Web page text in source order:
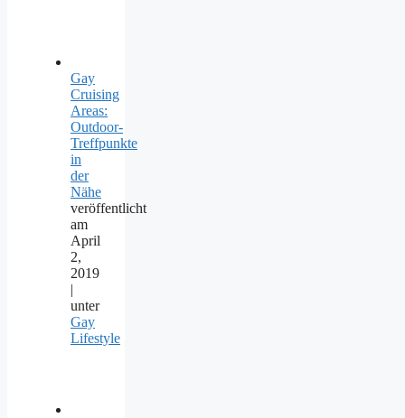
Gay
Cruising
Areas:
Outdoor-
Treffpunkte
in
der
Nähe
veröffentlicht
am
April
2,
2019
|
unter
Gay
Lifestyle